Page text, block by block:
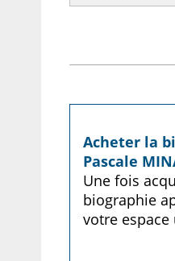
Acheter la
Pascale
Une fois
biographie
votre